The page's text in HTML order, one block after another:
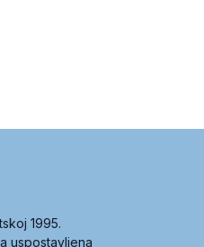
1995.
uspostavljena